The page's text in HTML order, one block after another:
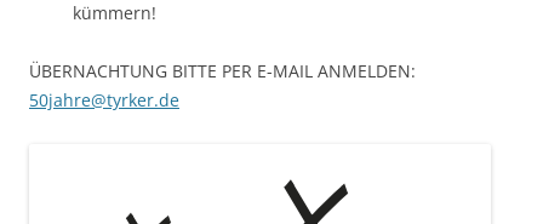
kümmern!
ÜBERNACHTUNG BITTE PER E-MAIL ANMELDEN:
50jahre@tyrker.de